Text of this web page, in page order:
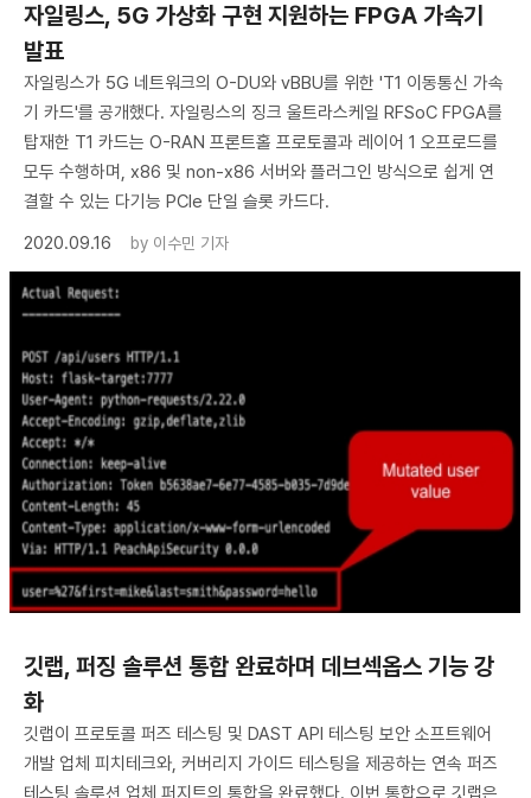
자일링스, 5G 가상화 구현 지원하는 FPGA 가속기
발표
자일링스가 5G 네트워크의 O-DU와 vBBU를 위한 'T1 이동통신 가속
기 카드'를 공개했다. 자일링스의 징크 울트라스케일 RFSoC FPGA를
탑재한 T1 카드는 O-RAN 프론트홀 프로토콜과 레이어 1 오프로드를
모두 수행하며, x86 및 non-x86 서버와 플러그인 방식으로 쉽게 연
결할 수 있는 다기능 PCIe 단일 슬롯 카드다.
2020.09.16
by 이수민 기자
깃랩, 퍼징 솔루션 통합 완료하며 데브섹옵스 기능 강
화
깃랩이 프로토콜 퍼즈 테스팅 및 DAST API 테스팅 보안 소프트웨어
개발 업체 피치테크와, 커버리지 가이드 테스팅을 제공하는 연속 퍼즈
테스팅 솔루션 업체 퍼지트의 통합을 완료했다. 이번 통합으로 깃랩은